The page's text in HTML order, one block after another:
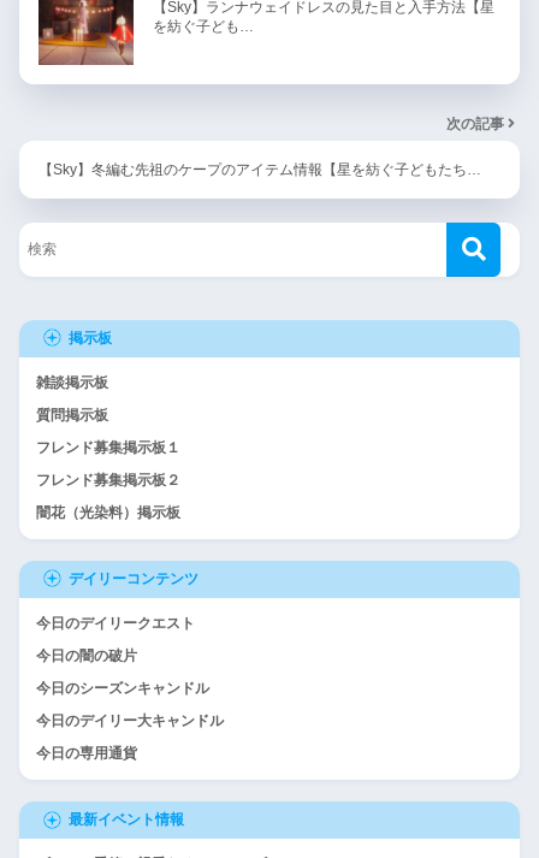
【Sky】ランナウェイドレスの見た目と入手方法【星
を紡ぐ子ども…
次の記事
【Sky】冬編む先祖のケープのアイテム情報【星を紡ぐ子どもたち…
掲示板
雑談掲示板
質問掲示板
フレンド募集掲示板１
フレンド募集掲示板２
闇花（光染料）掲示板
デイリーコンテンツ
今日のデイリークエスト
今日の闇の破片
今日のシーズンキャンドル
今日のデイリー大キャンドル
今日の専用通貨
最新イベント情報